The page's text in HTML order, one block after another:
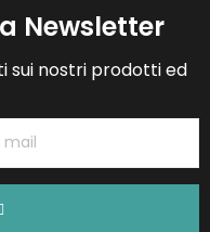
Newsletter
sui nostri prodotti ed